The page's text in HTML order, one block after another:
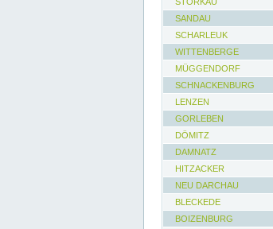
SANDAU
SCHARLEUK
WITTENBERGE
MÜGGENDORF
SCHNACKENBURG
LENZEN
GORLEBEN
DÖMITZ
DAMNATZ
HITZACKER
NEU DARCHAU
BLECKEDE
BOIZENBURG